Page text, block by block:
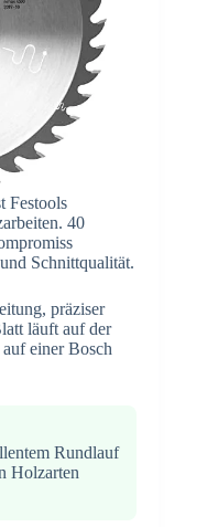
Festools
40
Schnittqualität.
präziser
läuft auf der
einer Bosch
Rundlauf
Holzarten